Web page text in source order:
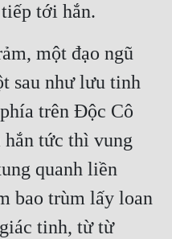
tới hắn.
một đạo ngũ
sau như lưu tinh
trên Độc Cô
tức thì vung
quanh liền
bao trùm lấy loan
tinh, từ từ